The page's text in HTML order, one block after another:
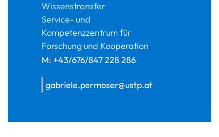
Wissenstransfer
Service- und
Kompetenzzentrum für
Forschung und Kooperation
M: +43/676/847 228 286
gabriele.permoser@ustp.at